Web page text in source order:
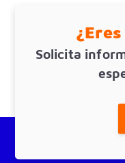
Solicita